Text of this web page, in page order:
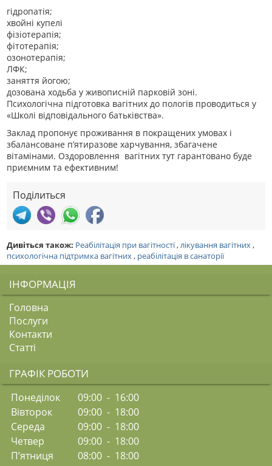
гідропатія;
хвойні купелі
фізіотерапія;
фітотерапія;
озонотерапія;
ЛФК;
заняття йогою;
дозована ходьба у живописній парковій зоні.
Психологічна підготовка вагітних до пологів проводиться у
«Школі відповідального батьківства».
Заклад пропонує проживання в покращених умовах і
збалансоване п’ятиразове харчування, збагачене
вітамінами. Оздоровлення вагітних тут гарантовано буде
приємним та ефективним!
Поділиться
Дивіться також: Реабілітація при вагітності , лікування вагітних ,
психологічна підтримка вагітних , реабілітація в санаторії
ІНФОРМАЦІЯ
Головна
Послуги
Контакти
Статті
ГРАФІК РОБОТИ
Понеділок
09:00 - 16:00
Вівторок
09:00 - 18:00
Середа
09:00 - 18:00
Четвер
09:00 - 18:00
П’ятниця
08:00 - 18:00